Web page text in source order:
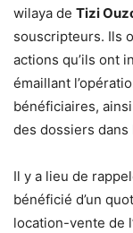
wilaya de Tizi
souscripteurs. Ils
actions qu’ils ont
émaillant
bénéficiaires,
des dossiers dans
Il y a lieu de
bénéficié d’un
location-vente de